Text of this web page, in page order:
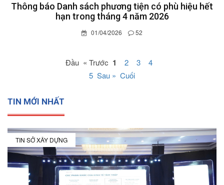
Thông báo Danh sách phương tiện có phù hiệu hết
hạn trong tháng 4 năm 2026
01/04/2026 52
Đầu « Trước 1 2 3
4
5 Sau » Cuối
TIN MỚI NHẤT
TIN SỞ XÂY DỰNG